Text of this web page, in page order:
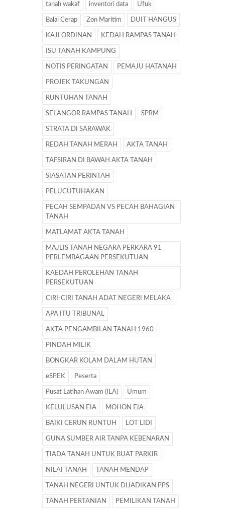
tanah wakaf inventori data Ufuk
Balai Cerap Zon Maritim DUIT HANGUS
KAJI ORDINAN KEDAH RAMPAS TANAH
ISU TANAH KAMPUNG
NOTIS PERINGATAN PEMAJU HATANAH
PROJEK TAKUNGAN
RUNTUHAN TANAH
SELANGOR RAMPAS TANAH SPRM
STRATA DI SARAWAK
REDAH TANAH MERAH AKTA TANAH
TAFSIRAN DI BAWAH AKTA TANAH
SIASATAN PERINTAH
PELUCUTUHAKAN
PECAH SEMPADAN VS PECAH BAHAGIAN
TANAH
MATLAMAT AKTA TANAH
MAJLIS TANAH NEGARA PERKARA 91
PERLEMBAGAAN PERSEKUTUAN
KAEDAH PEROLEHAN TANAH
PERSEKUTUAN
CIRI-CIRI TANAH ADAT NEGERI MELAKA
APA ITU TRIBUNAL
AKTA PENGAMBILAN TANAH 1960
PINDAH MILIK
BONGKAR KOLAM DALAM HUTAN
eSPEK Peserta
Pusat Latihan Awam (ILA) Umum
KELULUSAN EIA MOHON EIA
BAIKI CERUN RUNTUH LOT LIDI
GUNA SUMBER AIR TANPA KEBENARAN
TIADA TANAH UNTUK BUAT PARKIR
NILAI TANAH TANAH MENDAP
TANAH NEGERI UNTUK DIJADIKAN PPS
TANAH PERTANIAN PEMILIKAN TANAH